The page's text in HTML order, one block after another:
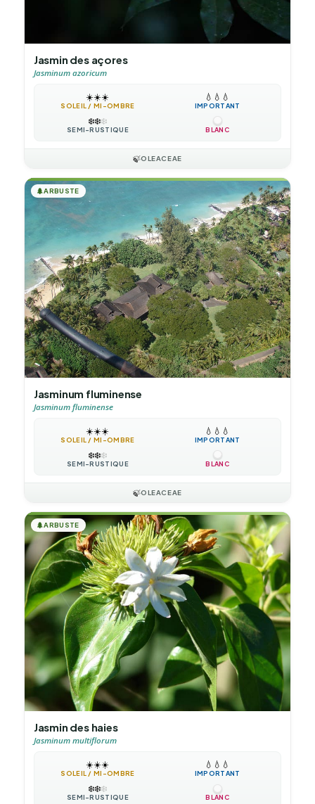
Jasmin des açores
Jasminum azoricum
☀️☀️☀️
SOLEIL / MI-OMBRE
💧 💧 💧
IMPORTANT
❄️❄️❄️
SEMI-RUSTIQUE BLANC
🍃OLEACEAE
🌲ARBUSTE
Jasminum fluminense
Jasminum fluminense
☀️☀️☀️
SOLEIL / MI-OMBRE
💧 💧 💧
IMPORTANT
❄️❄️❄️
SEMI-RUSTIQUE BLANC
🍃OLEACEAE
🌲ARBUSTE
Jasmin des haies
Jasminum multiflorum
☀️☀️☀️
SOLEIL / MI-OMBRE
💧 💧 💧
IMPORTANT
❄️❄️❄️
SEMI-RUSTIQUE BLANC